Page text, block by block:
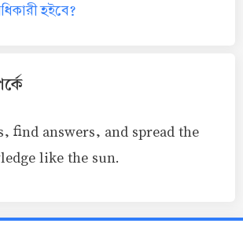
হইবে?
find answers, and spread the
like the sun.